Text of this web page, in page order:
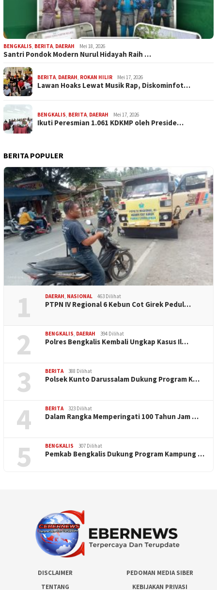
BENGKALIS, BERITA, DAERAH Mei 18, 2026
Santri Pondok Modern Nurul Hidayah Raih …
BERITA, DAERAH, ROKAN HILIR Mei 17, 2026
Lawan Hoaks Lewat Musik Rap, Diskominfot…
BENGKALIS, BERITA, DAERAH Mei 17, 2026
Ikuti Peresmian 1.061 KDKMP oleh Preside…
BERITA POPULER
1 DAERAH, NASIONAL 463 Dilihat
PTPN IV Regional 6 Kebun Cot Girek Pedul…
2 BENGKALIS, DAERAH 394 Dilihat
Polres Bengkalis Kembali Ungkap Kasus Il…
3 BERITA 388 Dilihat
Polsek Kunto Darussalam Dukung Program K…
4 BERITA 323 Dilihat
Dalam Rangka Memperingati 100 Tahun Jam …
5 BENGKALIS 307 Dilihat
Pemkab Bengkalis Dukung Program Kampung …
DISCLAIMER
PEDOMAN MEDIA SIBER
TENTANG
KEBIJAKAN PRIVASI